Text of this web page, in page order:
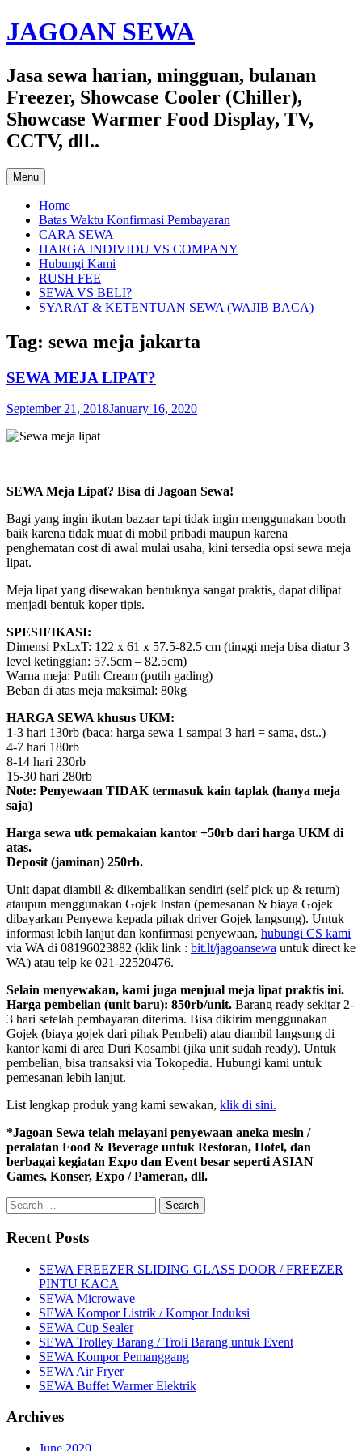
Skip
to
JAGOAN SEWA
Jasa sewa harian, mingguan, bulanan
Freezer, Showcase Cooler (Chiller),
Showcase Warmer Food Display, TV,
CCTV, dll..
Menu
Home
Batas Waktu Konfirmasi Pembayaran
CARA SEWA
HARGA INDIVIDU VS COMPANY
Hubungi Kami
RUSH FEE
SEWA VS BELI?
SYARAT & KETENTUAN SEWA (WAJIB BACA)
Tag: sewa meja jakarta
SEWA MEJA LIPAT?
September 21, 2018January 16, 2020
SEWA Meja Lipat? Bisa di Jagoan Sewa!
Bagi yang ingin ikutan bazaar tapi tidak ingin menggunakan booth
baik karena tidak muat di mobil pribadi maupun karena
penghematan cost di awal mulai usaha, kini tersedia opsi sewa meja
lipat.
Meja lipat yang disewakan bentuknya sangat praktis, dapat dilipat
menjadi bentuk koper tipis.
SPESIFIKASI:
Dimensi PxLxT: 122 x 61 x 57.5-82.5 cm (tinggi meja bisa diatur 3
level ketinggian: 57.5cm – 82.5cm)
Warna meja: Putih Cream (putih gading)
Beban di atas meja maksimal: 80kg
HARGA SEWA khusus UKM:
1-3 hari 130rb (baca: harga sewa 1 sampai 3 hari = sama, dst..)
4-7 hari 180rb
8-14 hari 230rb
15-30 hari 280rb
Note: Penyewaan TIDAK termasuk kain taplak (hanya meja
saja)
Harga sewa utk pemakaian kantor +50rb dari harga UKM di
atas.
Deposit (jaminan) 250rb.
Unit dapat diambil & dikembalikan sendiri (self pick up & return)
ataupun menggunakan Gojek Instan (pemesanan & biaya Gojek
dibayarkan Penyewa kepada pihak driver Gojek langsung). Untuk
informasi lebih lanjut dan konfirmasi penyewaan, hubungi CS kami
via WA di 08196023882 (klik link : bit.lt/jagoansewa untuk direct ke
WA) atau telp ke 021-22520476.
Selain menyewakan, kami juga menjual meja lipat praktis ini.
Harga pembelian (unit baru): 850rb/unit. Barang ready sekitar 2-
3 hari setelah pembayaran diterima. Bisa dikirim menggunakan
Gojek (biaya gojek dari pihak Pembeli) atau diambil langsung di
kantor kami di area Duri Kosambi (jika unit sudah ready). Untuk
pembelian, bisa transaksi via Tokopedia. Hubungi kami untuk
pemesanan lebih lanjut.
List lengkap produk yang kami sewakan, klik di sini.
*Jagoan Sewa telah melayani penyewaan aneka mesin /
peralatan Food & Beverage untuk Restoran, Hotel, dan
berbagai kegiatan Expo dan Event besar seperti ASIAN
Games, Konser, Expo / Pameran, dll.
Search
for:
Recent Posts
SEWA FREEZER SLIDING GLASS DOOR / FREEZER
PINTU KACA
SEWA Microwave
SEWA Kompor Listrik / Kompor Induksi
SEWA Cup Sealer
SEWA Trolley Barang / Troli Barang untuk Event
SEWA Kompor Pemanggang
SEWA Air Fryer
SEWA Buffet Warmer Elektrik
Archives